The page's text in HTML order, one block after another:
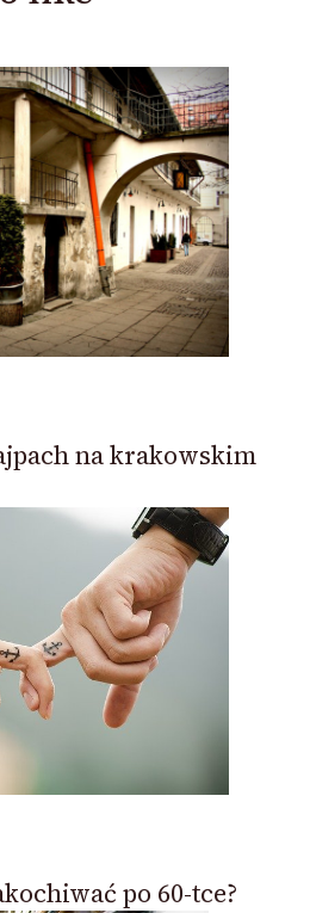
na krakowskim
po 60-tce?